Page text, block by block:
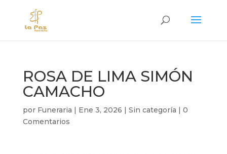
ROSA DE LIMA SIMÓN
CAMACHO
por Funeraria | Ene 3, 2026 | Sin categoría | 0
Comentarios